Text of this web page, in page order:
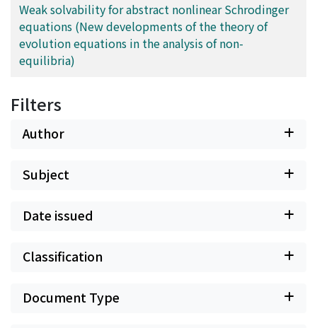
Weak solvability for abstract nonlinear Schrodinger
equations (New developments of the theory of
evolution equations in the analysis of non-
equilibria)
Filters
Author
Subject
Date issued
Classification
Document Type